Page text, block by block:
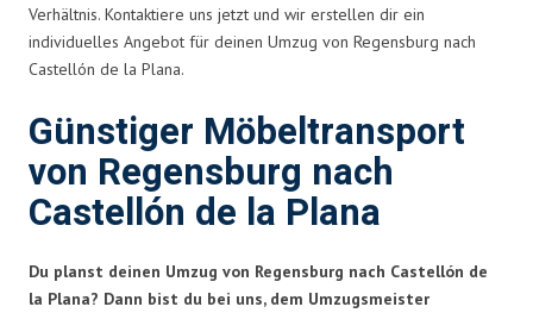
Verhältnis. Kontaktiere uns jetzt und wir erstellen dir ein
individuelles Angebot für deinen Umzug von Regensburg nach
Castellón de la Plana.
Günstiger Möbeltransport
von Regensburg nach
Castellón de la Plana
Du planst deinen Umzug von Regensburg nach Castellón de
la Plana? Dann bist du bei uns, dem Umzugsmeister